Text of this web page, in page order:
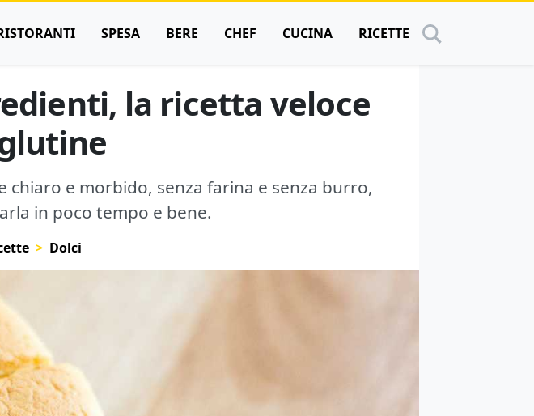
SPESA BERE CHEF CUCINA RICETTE
la ricetta veloce
e morbido, senza farina e senza burro,
in poco tempo e bene.
Dolci